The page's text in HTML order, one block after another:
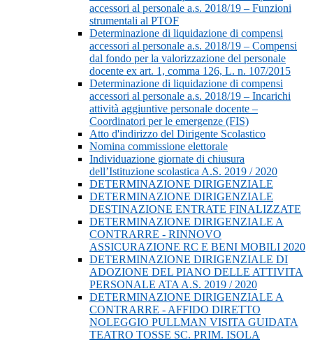
accessori al personale a.s. 2018/19 – Funzioni
strumentali al PTOF
Determinazione di liquidazione di compensi
accessori al personale a.s. 2018/19 – Compensi
dal fondo per la valorizzazione del personale
docente ex art. 1, comma 126, L. n. 107/2015
Determinazione di liquidazione di compensi
accessori al personale a.s. 2018/19 – Incarichi
attività aggiuntive personale docente –
Coordinatori per le emergenze (FIS)
Atto d'indirizzo del Dirigente Scolastico
Nomina commissione elettorale
Individuazione giornate di chiusura
dell’Istituzione scolastica A.S. 2019 / 2020
DETERMINAZIONE DIRIGENZIALE
DETERMINAZIONE DIRIGENZIALE
DESTINAZIONE ENTRATE FINALIZZATE
DETERMINAZIONE DIRIGENZIALE A
CONTRARRE - RINNOVO
ASSICURAZIONE RC E BENI MOBILI 2020
DETERMINAZIONE DIRIGENZIALE DI
ADOZIONE DEL PIANO DELLE ATTIVITA
PERSONALE ATA A.S. 2019 / 2020
DETERMINAZIONE DIRIGENZIALE A
CONTRARRE - AFFIDO DIRETTO
NOLEGGIO PULLMAN VISITA GUIDATA
TEATRO TOSSE SC. PRIM. ISOLA